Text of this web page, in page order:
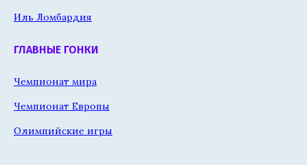
Иль Ломбардия
ГЛАВНЫЕ ГОНКИ
Чемпионат мира
Чемпионат Европы
Олимпийские игры